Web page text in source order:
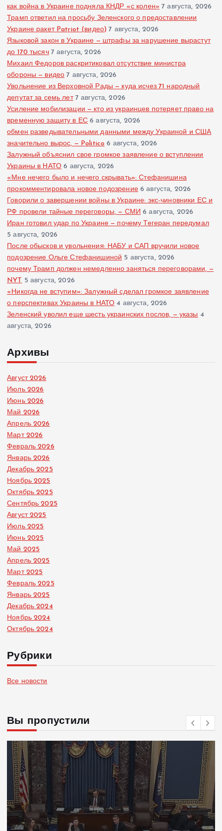
как война в Украине подняла КНДР «с колен» 7 августа, 2026
Трамп ответил на просьбу Зеленского о предоставлении
Украине ракет Patriot (видео) 7 августа, 2026
Языковой закон в Украине — штрафы за нарушение вырастут
до 170 тысяч 7 августа, 2026
Михаил Федоров раскритиковал отсутствие министра
обороны — видео 7 августа, 2026
Увольнение из Верховной Рады — куда исчез 71 народный
депутат за семь лет 7 августа, 2026
Усиление мобилизации — кто из украинцев потеряет право на
временную защиту в ЕС 6 августа, 2026
обмен разведывательными данными между Украиной и США
значительно вырос, — Politico 6 августа, 2026
Залужный объяснил свое громкое заявление о вступлении
Украины в НАТО 6 августа, 2026
«Мне нечего было и нечего скрывать»: Стефанишина
прокомментировала новое подозрение 6 августа, 2026
Говорили о завершении войны в Украине: экс-чиновники ЕС и
РФ провели тайные переговоры, — СМИ 6 августа, 2026
Иран готовил удар по Украине — почему Тегеран передумал
5 августа, 2026
После обысков и увольнения: НАБУ и САП вручили новое
подозрение Ольге Стефанишиной 5 августа, 2026
почему Трамп должен немедленно заняться переговорами, —
NYT 5 августа, 2026
«Никогда не вступим»: Залужный сделал громкое заявление
о перспективах Украины в НАТО 4 августа, 2026
Зеленский уволил еще шесть украинских послов, — указы 4
августа, 2026
Архивы
Август 2026
Июль 2026
Июнь 2026
Май 2026
Апрель 2026
Март 2026
Февраль 2026
Январь 2026
Декабрь 2025
Ноябрь 2025
Октябрь 2025
Сентябрь 2025
Август 2025
Июль 2025
Июнь 2025
Май 2025
Апрель 2025
Март 2025
Февраль 2025
Январь 2025
Декабрь 2024
Ноябрь 2024
Октябрь 2024
Рубрики
Все новости
Вы пропустили